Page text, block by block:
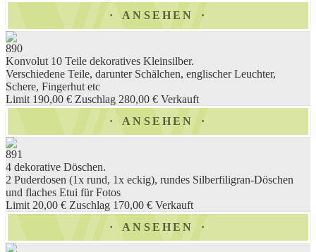
ANSEHEN
890
Konvolut 10 Teile dekoratives Kleinsilber.
Verschiedene Teile, darunter Schälchen, englischer Leuchter,
Schere, Fingerhut etc
Limit 190,00 € Zuschlag 280,00 € Verkauft
ANSEHEN
891
4 dekorative Döschen.
2 Puderdosen (1x rund, 1x eckig), rundes Silberfiligran-Döschen
und flaches Etui für Fotos
Limit 20,00 € Zuschlag 170,00 € Verkauft
ANSEHEN